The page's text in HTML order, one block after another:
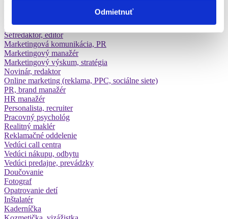
Odmietnuť
Copywriter
Šéfredaktor, editor
Marketingová komunikácia, PR
Marketingový manažér
Marketingový výskum, stratégia
Novinár, redaktor
Online marketing (reklama, PPC, sociálne siete)
PR, brand manažér
HR manažér
Personalista, recruiter
Pracovný psychológ
Realitný maklér
Reklamačné oddelenie
Vedúci call centra
Vedúci nákupu, odbytu
Vedúci predajne, prevádzky
Doučovanie
Fotograf
Opatrovanie detí
Inštalatér
Kaderníčka